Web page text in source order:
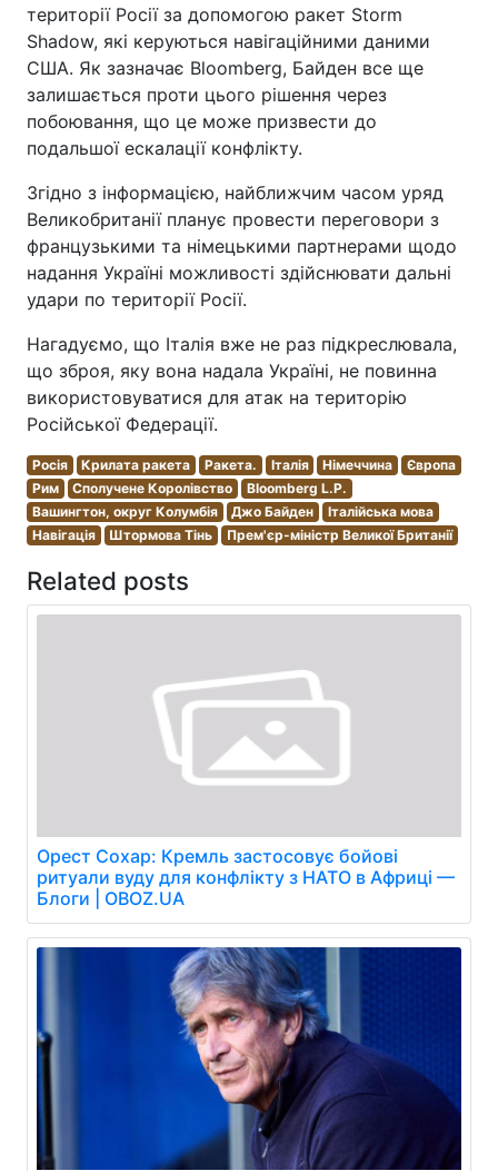
території Росії за допомогою ракет Storm
Shadow, які керуються навігаційними даними
США. Як зазначає Bloomberg, Байден все ще
залишається проти цього рішення через
побоювання, що це може призвести до
подальшої ескалації конфлікту.
Згідно з інформацією, найближчим часом уряд
Великобританії планує провести переговори з
французькими та німецькими партнерами щодо
надання Україні можливості здійснювати дальні
удари по території Росії.
Нагадуємо, що Італія вже не раз підкреслювала,
що зброя, яку вона надала Україні, не повинна
використовуватися для атак на територію
Російської Федерації.
Росія Крилата ракета Ракета. Італія Німеччина
Європа
Рим
Сполучене Королівство
Bloomberg L.P.
Вашингтон, округ Колумбія
Джо Байден
Італійська мова
Навігація
Штормова Тінь Прем'єр-міністр Великої Британії
Related posts
Орест Сохар: Кремль застосовує бойові
ритуали вуду для конфлікту з НАТО в Африці —
Блоги | OBOZ.UA